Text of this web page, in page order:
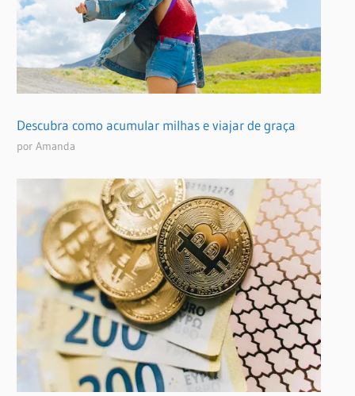
Descubra como acumular milhas e viajar de graça
por Amanda